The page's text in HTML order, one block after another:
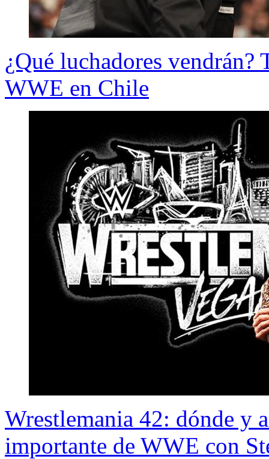
¿Qué luchadores vendrán?
WWE en Chile
Wrestlemania 42: dónde y
importante de WWE con